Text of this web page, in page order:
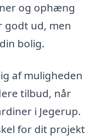
og ophæng
godt ud, men
bolig.
af muligheden
tilbud, når
i Jegerup.
for dit projekt